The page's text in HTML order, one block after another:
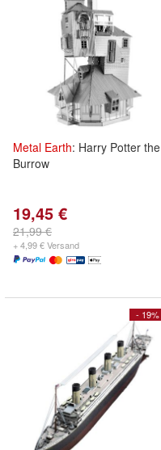
Metal Earth: Harry Potter the
Burrow
19,45 €
21,99 €
+ 4,99 € Versand
- 19%